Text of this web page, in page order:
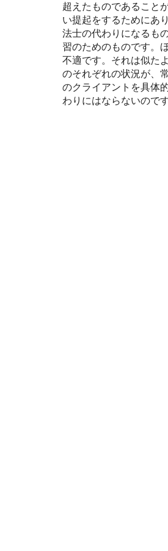
超えたものであること
い提起をするためにあ
法士の代わりになるも
習のためのものです。
不適です。それは似た
のそれぞれの状況が、
のクライアントを具体
わりにはならないのです